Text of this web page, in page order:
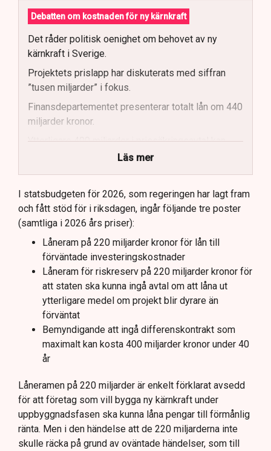
Debatten om kostnaden för ny kärnkraft
Det råder politisk oenighet om behovet av ny
kärnkraft i Sverige.
Projektets prislapp har diskuterats med siffran
”tusen miljarder” i fokus.
Finansdepartementet presenterar totalt lån om 440
miljarder kronor.
Ytterligare 400 miljarder i prissäkringsavtal kan
påverka statens kostnader.
Totala uppskattade kostnader inkluderar bland
annat möjliga kostnader för slutförvar.
Regeringen och Miljöpartiet har olika syn på
investeringens nödvändighet.
Läs mer
I statsbudgeten för 2026, som regeringen har lagt fram
och fått stöd för i riksdagen, ingår följande tre poster
(samtliga i 2026 års priser):
Låneram på 220 miljarder kronor för lån till
förväntade investeringskostnader
Låneram för riskreserv på 220 miljarder kronor för
att staten ska kunna ingå avtal om att låna ut
ytterligare medel om projekt blir dyrare än
förväntat
Bemyndigande att ingå differenskontrakt som
maximalt kan kosta 400 miljarder kronor under 40
år
Låneramen på 220 miljarder är enkelt förklarat avsedd
för att företag som vill bygga ny kärnkraft under
uppbyggnadsfasen ska kunna låna pengar till förmånlig
ränta. Men i den händelse att de 220 miljarderna inte
skulle räcka på grund av oväntade händelser, som till